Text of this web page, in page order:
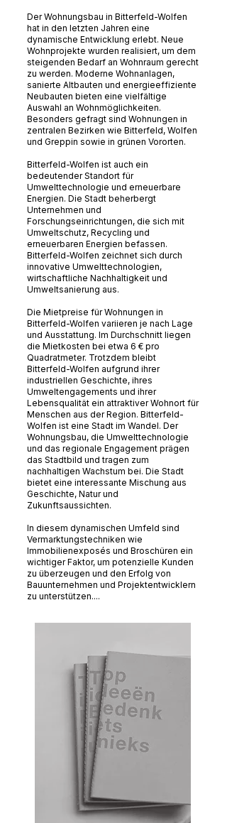
Der Wohnungsbau in Bitterfeld-Wolfen
hat in den letzten Jahren eine
dynamische Entwicklung erlebt. Neue
Wohnprojekte wurden realisiert, um dem
steigenden Bedarf an Wohnraum gerecht
zu werden. Moderne Wohnanlagen,
sanierte Altbauten und energieeffiziente
Neubauten bieten eine vielfältige
Auswahl an Wohnmöglichkeiten.
Besonders gefragt sind Wohnungen in
zentralen Bezirken wie Bitterfeld, Wolfen
und Greppin sowie in grünen Vororten.
Bitterfeld-Wolfen ist auch ein
bedeutender Standort für
Umwelttechnologie und erneuerbare
Energien. Die Stadt beherbergt
Unternehmen und
Forschungseinrichtungen, die sich mit
Umweltschutz, Recycling und
erneuerbaren Energien befassen.
Bitterfeld-Wolfen zeichnet sich durch
innovative Umwelttechnologien,
wirtschaftliche Nachhaltigkeit und
Umweltsanierung aus.
Die Mietpreise für Wohnungen in
Bitterfeld-Wolfen variieren je nach Lage
und Ausstattung. Im Durchschnitt liegen
die Mietkosten bei etwa 6 € pro
Quadratmeter. Trotzdem bleibt
Bitterfeld-Wolfen aufgrund ihrer
industriellen Geschichte, ihres
Umweltengagements und ihrer
Lebensqualität ein attraktiver Wohnort für
Menschen aus der Region. Bitterfeld-
Wolfen ist eine Stadt im Wandel. Der
Wohnungsbau, die Umwelttechnologie
und das regionale Engagement prägen
das Stadtbild und tragen zum
nachhaltigen Wachstum bei. Die Stadt
bietet eine interessante Mischung aus
Geschichte, Natur und
Zukunftsaussichten.
In diesem dynamischen Umfeld sind
Vermarktungstechniken wie
Immobilienexposés und Broschüren ein
wichtiger Faktor, um potenzielle Kunden
zu überzeugen und den Erfolg von
Bauunternehmen und Projektentwicklern
zu unterstützen....